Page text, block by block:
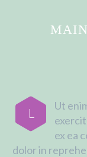
L
Ut
ex ea
dolor in